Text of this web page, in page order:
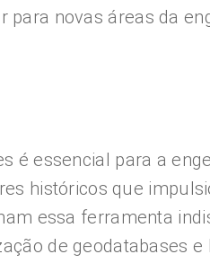
para novas áreas da
é essencial para a
históricos que
essa ferramenta
de geodatabases